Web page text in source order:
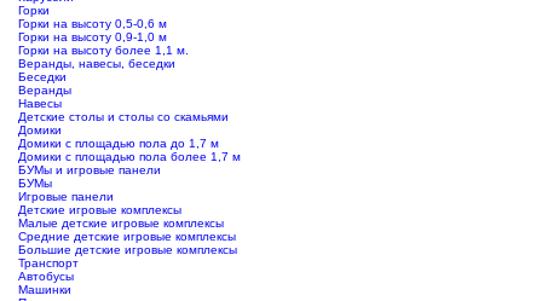
Горки
Горки на высоту 0,5-0,6 м
Горки на высоту 0,9-1,0 м
Горки на высоту более 1,1 м.
Веранды, навесы, беседки
Беседки
Веранды
Навесы
Детские столы и столы со скамьями
Домики
Домики с площадью пола до 1,7 м
Домики с площадью пола более 1,7 м
БУМы и игровые панели
БУМы
Игровые панели
Детские игровые комплексы
Малые детские игровые комплексы
Средние детские игровые комплексы
Большие детские игровые комплексы
Транспорт
Автобусы
Машинки